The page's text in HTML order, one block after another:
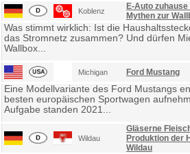
Koblenz
E-Auto zuhause
Mythen zur
Was stimmt wirklich: Ist die
das Stromnetz zusammen? Und dürfen
Wallbox...
Michigan Ford Mustang
Eine Modellvariante des Ford Mustangs
besten europäischen Sportwagen
Aufgabe standen 2021...
Wildau
Gläserne
Produktion der
Wildau